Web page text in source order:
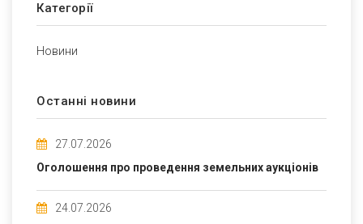
Категорії
Новини
Останні новини
27.07.2026
Оголошення про проведення земельних аукціонів
24.07.2026